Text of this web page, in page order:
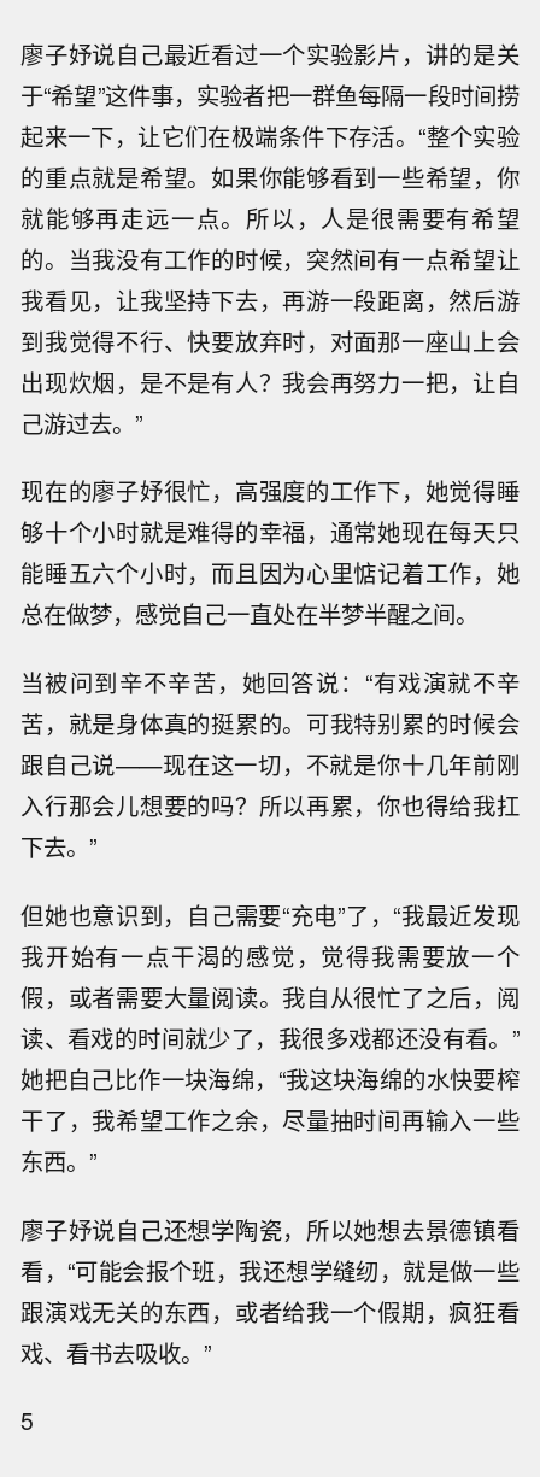
廖子妤说自己最近看过一个实验影片，讲的是关
于“希望”这件事，实验者把一群鱼每隔一段时间捞
起来一下，让它们在极端条件下存活。“整个实验
的重点就是希望。如果你能够看到一些希望，你
就能够再走远一点。所以，人是很需要有希望
的。当我没有工作的时候，突然间有一点希望让
我看见，让我坚持下去，再游一段距离，然后游
到我觉得不行、快要放弃时，对面那一座山上会
出现炊烟，是不是有人？我会再努力一把，让自
己游过去。”
现在的廖子妤很忙，高强度的工作下，她觉得睡
够十个小时就是难得的幸福，通常她现在每天只
能睡五六个小时，而且因为心里惦记着工作，她
总在做梦，感觉自己一直处在半梦半醒之间。
当被问到辛不辛苦，她回答说：“有戏演就不辛
苦，就是身体真的挺累的。可我特别累的时候会
跟自己说——现在这一切，不就是你十几年前刚
入行那会儿想要的吗？所以再累，你也得给我扛
下去。”
但她也意识到，自己需要“充电”了，“我最近发现
我开始有一点干渴的感觉，觉得我需要放一个
假，或者需要大量阅读。我自从很忙了之后，阅
读、看戏的时间就少了，我很多戏都还没有看。”
她把自己比作一块海绵，“我这块海绵的水快要榨
干了，我希望工作之余，尽量抽时间再输入一些
东西。”
廖子妤说自己还想学陶瓷，所以她想去景德镇看
看，“可能会报个班，我还想学缝纫，就是做一些
跟演戏无关的东西，或者给我一个假期，疯狂看
戏、看书去吸收。”
5